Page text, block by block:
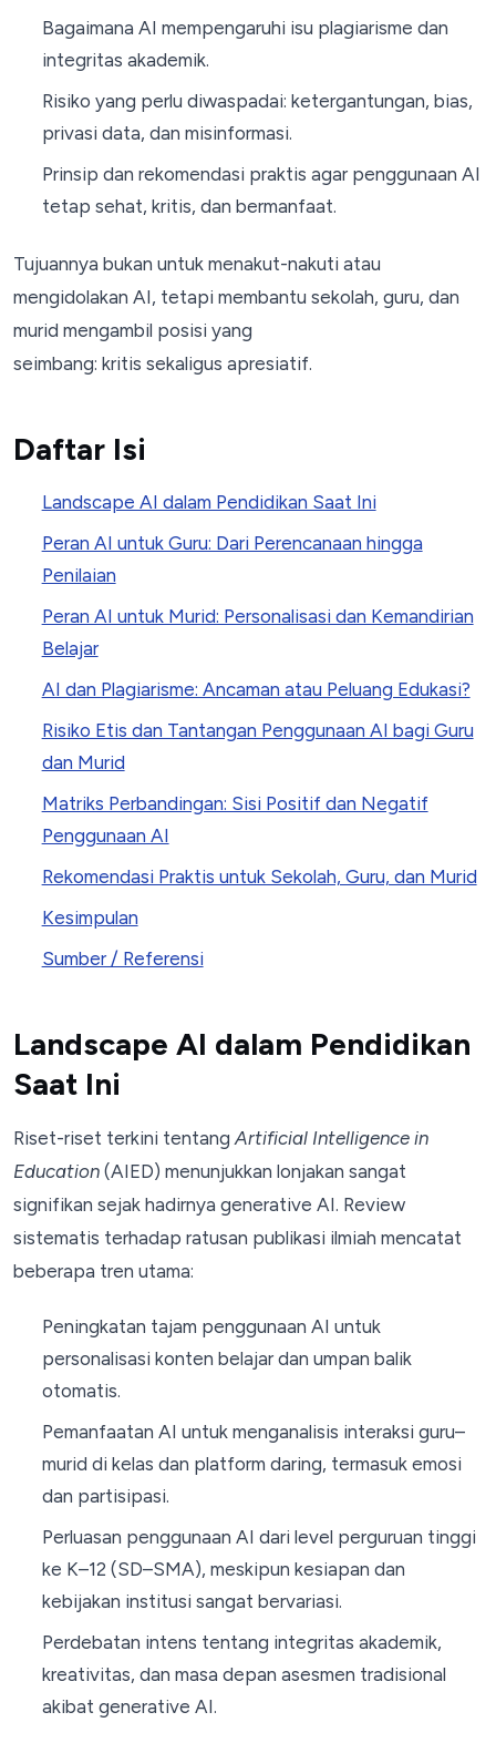
Bagaimana AI mempengaruhi isu plagiarisme dan
integritas akademik.
Risiko yang perlu diwaspadai: ketergantungan, bias,
privasi data, dan misinformasi.
Prinsip dan rekomendasi praktis agar penggunaan AI
tetap sehat, kritis, dan bermanfaat.
Tujuannya bukan untuk menakut-nakuti atau
mengidolakan AI, tetapi membantu sekolah, guru, dan
murid mengambil posisi yang
seimbang: kritis sekaligus apresiatif.
Daftar Isi
Landscape AI dalam Pendidikan Saat Ini
Peran AI untuk Guru: Dari Perencanaan hingga
Penilaian
Peran AI untuk Murid: Personalisasi dan Kemandirian
Belajar
AI dan Plagiarisme: Ancaman atau Peluang Edukasi?
Risiko Etis dan Tantangan Penggunaan AI bagi Guru
dan Murid
Matriks Perbandingan: Sisi Positif dan Negatif
Penggunaan AI
Rekomendasi Praktis untuk Sekolah, Guru, dan Murid
Kesimpulan
Sumber / Referensi
Landscape AI dalam Pendidikan
Saat Ini
Riset-riset terkini tentang Artificial Intelligence in
Education (AIED) menunjukkan lonjakan sangat
signifikan sejak hadirnya generative AI. Review
sistematis terhadap ratusan publikasi ilmiah mencatat
beberapa tren utama:
Peningkatan tajam penggunaan AI untuk
personalisasi konten belajar dan umpan balik
otomatis.
Pemanfaatan AI untuk menganalisis interaksi guru–
murid di kelas dan platform daring, termasuk emosi
dan partisipasi.
Perluasan penggunaan AI dari level perguruan tinggi
ke K–12 (SD–SMA), meskipun kesiapan dan
kebijakan institusi sangat bervariasi.
Perdebatan intens tentang integritas akademik,
kreativitas, dan masa depan asesmen tradisional
akibat generative AI.